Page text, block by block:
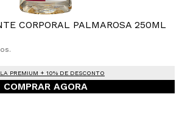
CORPORAL PALMAROSA 250ML
PREMIUM + 10% DE DESCONTO
COMPRAR AGORA